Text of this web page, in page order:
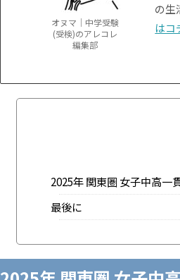
オヌマ｜中学受験
(受検)のアレコレ
編集部
の生
はコ
2025年 関東圏 女子中高一
最後に